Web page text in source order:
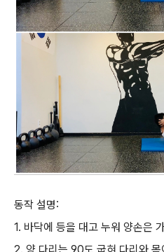
동작 설명:
1. 바닥에 등을 대고 누워 양손은